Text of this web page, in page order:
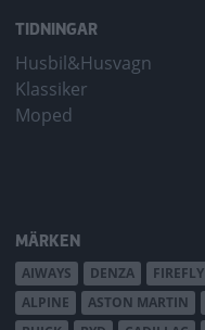
TIDNINGAR
Husbil&Husvagn
Klassiker
Moped
MÄRKEN
AIWAYS DENZA FIREFLY
ALPINE
ASTON MARTIN